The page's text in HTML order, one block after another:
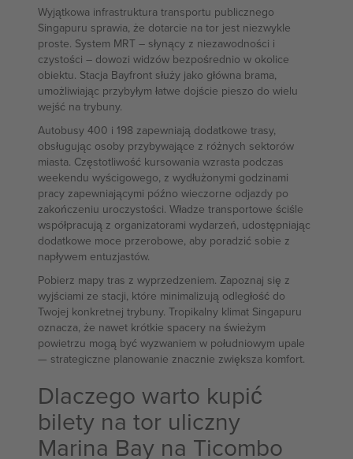
Wyjątkowa infrastruktura transportu publicznego
Singapuru sprawia, że dotarcie na tor jest niezwykle
proste. System MRT – słynący z niezawodności i
czystości – dowozi widzów bezpośrednio w okolice
obiektu. Stacja Bayfront służy jako główna brama,
umożliwiając przybyłym łatwe dojście pieszo do wielu
wejść na trybuny.
Autobusy 400 i 198 zapewniają dodatkowe trasy,
obsługując osoby przybywające z różnych sektorów
miasta. Częstotliwość kursowania wzrasta podczas
weekendu wyścigowego, z wydłużonymi godzinami
pracy zapewniającymi późno wieczorne odjazdy po
zakończeniu uroczystości. Władze transportowe ściśle
współpracują z organizatorami wydarzeń, udostępniając
dodatkowe moce przerobowe, aby poradzić sobie z
napływem entuzjastów.
Pobierz mapy tras z wyprzedzeniem. Zapoznaj się z
wyjściami ze stacji, które minimalizują odległość do
Twojej konkretnej trybuny. Tropikalny klimat Singapuru
oznacza, że nawet krótkie spacery na świeżym
powietrzu mogą być wyzwaniem w południowym upale
— strategiczne planowanie znacznie zwiększa komfort.
Dlaczego warto kupić
bilety na tor uliczny
Marina Bay na Ticombo